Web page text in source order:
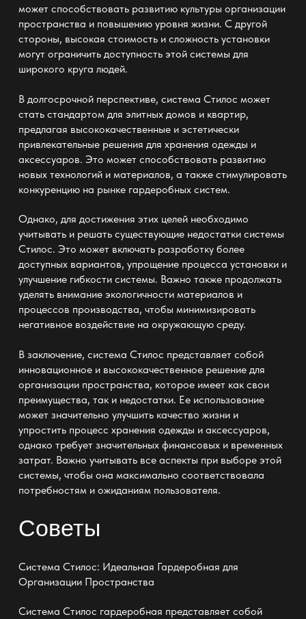
может способствовать развитию культуры организации
пространства и повышению уровня жизни. С другой
стороны, высокая стоимость и сложность установки
могут ограничить доступность этой системы для
широкого круга людей.
В долгосрочной перспективе, система Стилос может
стать стандартом для элитных домов и квартир,
предлагая высококачественные и эстетически
привлекательные решения для хранения одежды и
аксессуаров. Это может способствовать развитию
новых технологий и материалов, а также стимулировать
конкуренцию на рынке гардеробных систем.
Однако, для достижения этих целей необходимо
учитывать и решать существующие недостатки системы
Стилос. Это может включать разработку более
доступных вариантов, упрощение процесса установки и
улучшение гибкости системы. Важно также продолжать
уделять внимание экологичности материалов и
процессов производства, чтобы минимизировать
негативное воздействие на окружающую среду.
В заключение, система Стилос представляет собой
инновационное и высококачественное решение для
организации пространства, которое имеет как свои
преимущества, так и недостатки. Ее использование
может значительно улучшить качество жизни и
упростить процесс хранения одежды и аксессуаров,
однако требует значительных финансовых и временных
затрат. Важно учитывать все аспекты при выборе этой
системы, чтобы она максимально соответствовала
потребностям и ожиданиям пользователя.
Советы
Система Стилос: Идеальная Гардеробная для
Организации Пространства
Система Стилос гардеробная представляет собой